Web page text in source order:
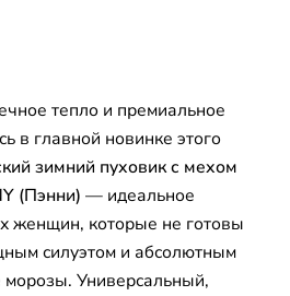
тепло и премиальное
в главной новинке этого
зимний пуховик с мехом
(Пэнни) — идеальное
женщин, которые не готовы
силуэтом и абсолютным
Универсальный,